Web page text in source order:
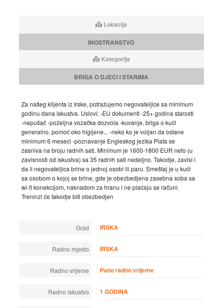
Lokacija
INOSTRANSTVO
Kategorija
BRIGA O DJECI I STARIMA
Za našeg klijenta iz Irske, potražujemo negovateljice sa minimum
godinu dana iskustva. Uslovi: -EU dokumenti -25+ godina starosti
-nepušač -poželjna vozačka dozvola -kuvanje, briga o kući
generalno, pomoć oko higijene... -neko ko je voljan da ostane
minimum 6 meseci -poznavanje Engleskog jezika Plata se
zasniva na broju radnih sati. Minimum je 1600-1800 EUR neto (u
zavisnosti od iskustva) sa 35 radnih sati nedeljno. Takodje, zavisi i
da li negovateljica brine o jednoj osobi ili paru. Smeštaj je u kući
sa osobom o kojoj se brine, gde je obezbedjena zasebna soba sa
wi-fi konekcijom, naknadom za hranu i ne plaćaju se računi.
Treninzi će takodje biti obezbedjen
Grad IRSKA
Radno mjesto IRSKA
Radno vrijeme Puno radno vrijeme
Radno iskustvo 1 GODINA